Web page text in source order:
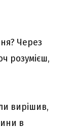
Через
розумієш,
вирішив,
в